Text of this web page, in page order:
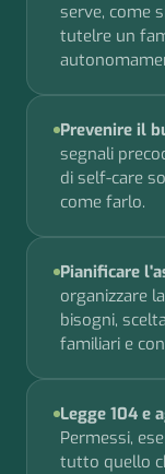
serve, come
tutelre un
Prevenire il
segnali
di self-care
come farlo.
Pianificare
organizzare
bisogni,
familiari e
Legge 104 e
Permessi,
tutto quello